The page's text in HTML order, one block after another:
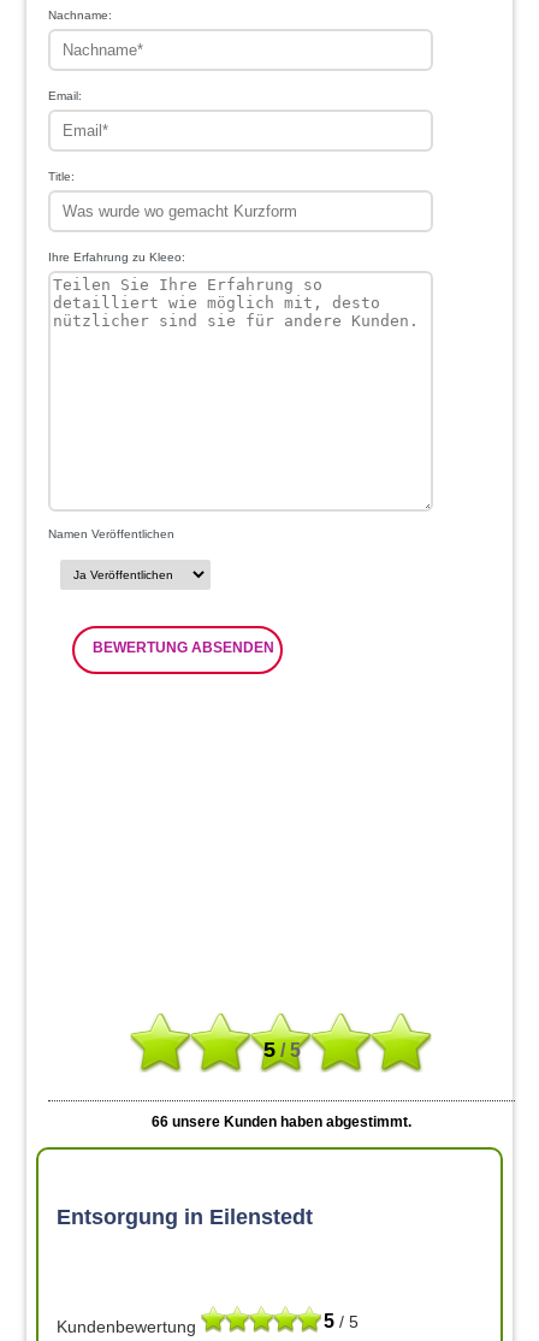
Nachname:
Email:
Title:
Ihre Erfahrung zu Kleeo:
Namen Veröffentlichen
BEWERTUNG ABSENDEN
5/ 5
66 unsere Kunden haben abgestimmt.
Entsorgung in Eilenstedt
5 / 5
Kundenbewertung